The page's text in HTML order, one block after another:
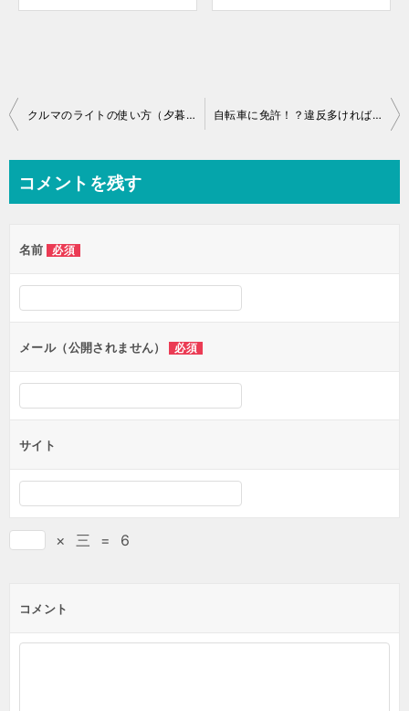
投
ビ
ー
シ
ョ
ン
クルマのライトの使い方（夕暮時・フォグランプ）について 自転車に免許！？違反多ければ「免停」も！
コメントを残す
名前 必須
メール（公開されません） 必須
サイト
× 三 = 6
コメント